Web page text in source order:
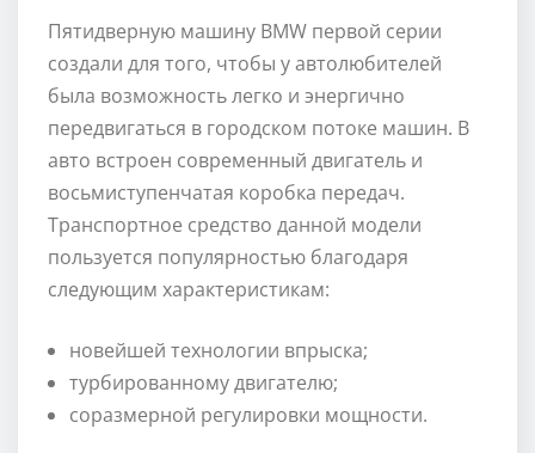
Пятидверную машину BMW первой серии
создали для того, чтобы у автолюбителей
была возможность легко и энергично
передвигаться в городском потоке машин. В
авто встроен современный двигатель и
восьмиступенчатая коробка передач.
Транспортное средство данной модели
пользуется популярностью благодаря
следующим характеристикам:
новейшей технологии впрыска;
турбированному двигателю;
соразмерной регулировки мощности.